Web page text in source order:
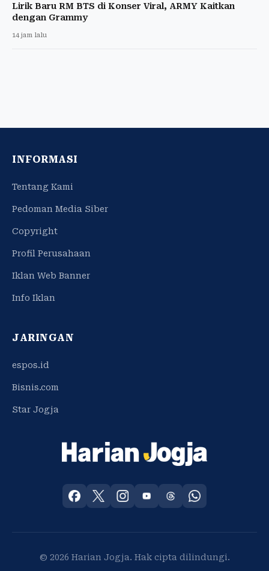
Lirik Baru RM BTS di Konser Viral, ARMY Kaitkan
dengan Grammy
14 jam lalu
INFORMASI
Tentang Kami
Pedoman Media Siber
Copyright
Profil Perusahaan
Iklan Web Banner
Info Iklan
JARINGAN
espos.id
Bisnis.com
Star Jogja
© 2026 Harian Jogja. Hak cipta dilindungi.